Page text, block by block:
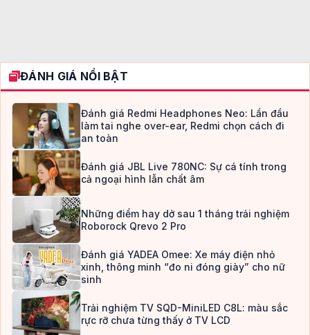
ĐÁNH GIÁ NỔI BẬT
Đánh giá Redmi Headphones Neo: Lần đầu
làm tai nghe over-ear, Redmi chọn cách đi
an toàn
Đánh giá JBL Live 780NC: Sự cá tính trong
cả ngoại hình lẫn chất âm
Những điểm hay dở sau 1 tháng trải nghiệm
Roborock Qrevo 2 Pro
Đánh giá YADEA Omee: Xe máy điện nhỏ
xinh, thông minh “đo ni đóng giày” cho nữ
sinh
Trải nghiệm TV SQD-MiniLED C8L: màu sắc
rực rỡ chưa từng thấy ở TV LCD